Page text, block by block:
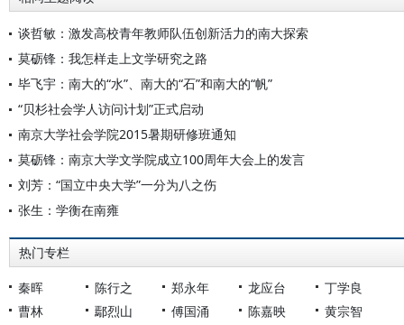
谈哲敏：激发高校青年教师队伍创新活力的南大探索
莫砺锋：我怎样走上文学研究之路
毕飞宇：南大的“水”、南大的“石”和南大的“帆”
“贝杉社会学人访问计划”正式启动
南京大学社会学院2015暑期研修班通知
莫砺锋：南京大学文学院成立100周年大会上的发言
刘芳：“国立中央大学”一分为八之伤
张生：学衡在南雍
热门专栏
秦晖 陈行之 郑永年 龙应台
丁学良
曹林
鄢烈山 傅国涌 陈嘉映
黄宗智